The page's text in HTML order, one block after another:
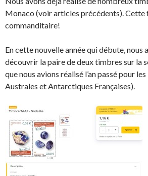
Monaco (voir articles précédents). Cette
commanditaire!
En cette nouvelle année qui débute, nous
découvrir la paire de deux timbres sur la
que nous avions réalisé l’an passé pour
Australes et Antarctiques Françaises).